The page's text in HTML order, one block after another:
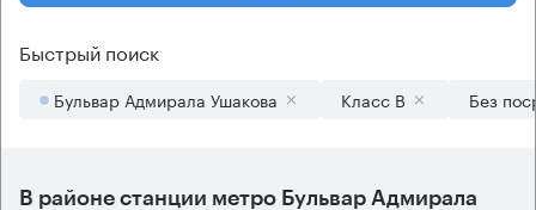
Быстрый поиск
Бульвар Адмирала Ушакова Класс B Без
В районе станции метро Бульвар Адмирала